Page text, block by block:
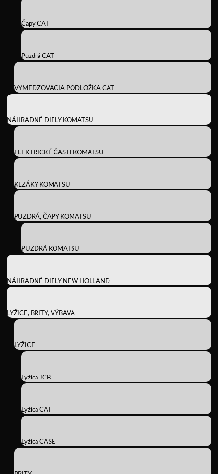
Čapy CAT
Puzdrá CAT
VYMEDZOVACIA PODLOŽKA CAT
NÁHRADNÉ DIELY KOMATSU
ELEKTRICKÉ ČASTI KOMATSU
KLZÁKY KOMATSU
PUZDRÁ, ČAPY KOMATSU
PUZDRÁ KOMATSU
NÁHRADNÉ DIELY NEW HOLLAND
LYŽICE, BRITY, VÝBAVA
LYŽICE
Lyžica JCB
Lyžica CAT
Lyžica CASE